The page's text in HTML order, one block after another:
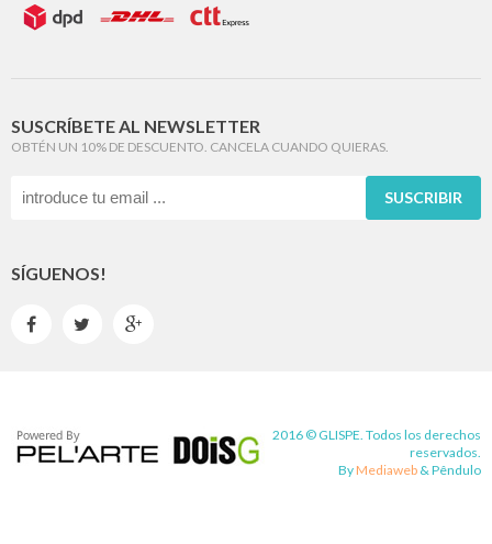
SUSCRÍBETE AL NEWSLETTER
OBTÉN UN 10% DE DESCUENTO. CANCELA CUANDO QUIERAS.
SUSCRIBIR
SÍGUENOS!
  
2016 © GLISPE. Todos los derechos
reservados.
By Mediaweb & Pêndulo